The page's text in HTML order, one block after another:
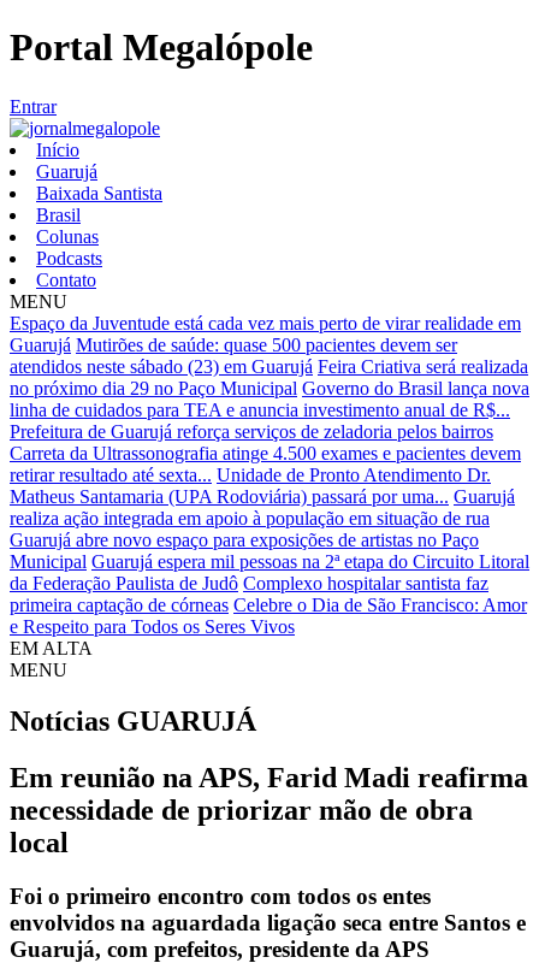
Portal Megalópole
Entrar
Início
Guarujá
Baixada Santista
Brasil
Colunas
Podcasts
Contato
MENU
Espaço da Juventude está cada vez mais perto de virar realidade em
Guarujá Mutirões de saúde: quase 500 pacientes devem ser
atendidos neste sábado (23) em Guarujá Feira Criativa será realizada
no próximo dia 29 no Paço Municipal Governo do Brasil lança nova
linha de cuidados para TEA e anuncia investimento anual de R$...
Prefeitura de Guarujá reforça serviços de zeladoria pelos bairros
Carreta da Ultrassonografia atinge 4.500 exames e pacientes devem
retirar resultado até sexta... Unidade de Pronto Atendimento Dr.
Matheus Santamaria (UPA Rodoviária) passará por uma... Guarujá
realiza ação integrada em apoio à população em situação de rua
Guarujá abre novo espaço para exposições de artistas no Paço
Municipal Guarujá espera mil pessoas na 2ª etapa do Circuito Litoral
da Federação Paulista de Judô Complexo hospitalar santista faz
primeira captação de córneas Celebre o Dia de São Francisco: Amor
e Respeito para Todos os Seres Vivos
EM ALTA
MENU
Notícias GUARUJÁ
Em reunião na APS, Farid Madi reafirma
necessidade de priorizar mão de obra
local
Foi o primeiro encontro com todos os entes
envolvidos na aguardada ligação seca entre Santos e
Guarujá, com prefeitos, presidente da APS